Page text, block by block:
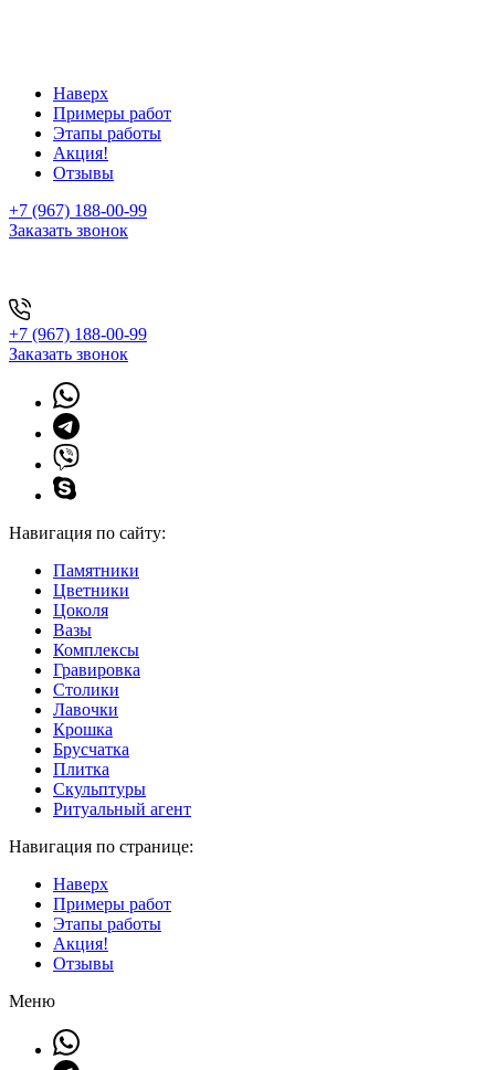
Наверх
Примеры работ
Этапы работы
Акция!
Отзывы
+7 (967) 188-00-99
Заказать звонок
+7 (967) 188-00-99
Заказать звонок
Навигация по сайту:
Памятники
Цветники
Цоколя
Вазы
Комплексы
Гравировка
Столики
Лавочки
Крошка
Брусчатка
Плитка
Скульптуры
Ритуальный агент
Навигация по странице:
Наверх
Примеры работ
Этапы работы
Акция!
Отзывы
Меню